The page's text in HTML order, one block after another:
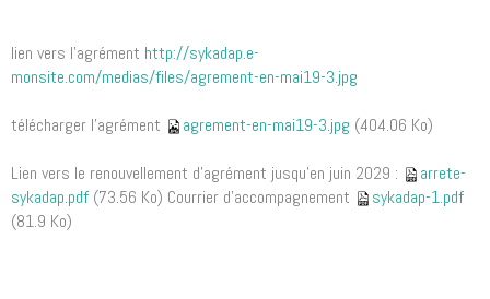
lien vers l'agrément http://sykadap.e-
monsite.com/medias/files/agrement-en-mai19-3.jpg
télécharger l'agrément agrement-en-mai19-3.jpg (404.06 Ko)
Lien vers le renouvellement d'agrément jusqu'en juin 2029 :
arrete-
sykadap.pdf (73.56 Ko) Courrier d'accompagnement
sykadap-1.pdf
(81.9 Ko)